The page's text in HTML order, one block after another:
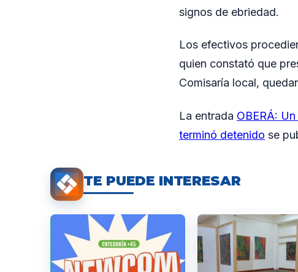
signos de ebriedad.
Los efectivos
quien constató que
Comisaría local,
La entrada OBERÁ:
terminó detenido se
TE PUEDE INTERESAR